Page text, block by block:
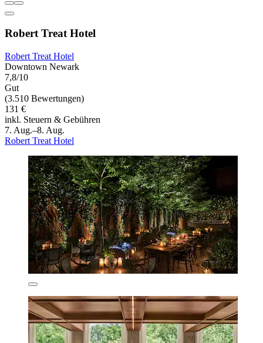
Robert Treat Hotel
Robert Treat Hotel
Downtown Newark
7,8/10
Gut
(3.510 Bewertungen)
131 €
inkl. Steuern & Gebühren
7. Aug.–8. Aug.
Robert Treat Hotel